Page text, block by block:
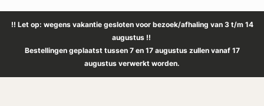
!! Let op: wegens vakantie gesloten voor bezoek/afhaling van 3 t/m 14
augustus !!
Bestellingen geplaatst tussen 7 en 17 augustus zullen vanaf 17
augustus verwerkt worden.